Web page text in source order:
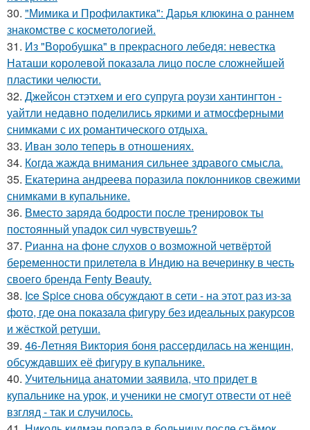
30. "Мимика и Профилактика": Дарья клюкина о раннем
знакомстве с косметологией.
31. Из "Воробушка" в прекрасного лебедя: невестка
Наташи королевой показала лицо после сложнейшей
пластики челюсти.
32. Джейсон стэтхем и его супруга роузи хантингтон -
уайтли недавно поделились яркими и атмосферными
снимками с их романтического отдыха.
33. Иван золо теперь в отношениях.
34. Когда жажда внимания сильнее здравого смысла.
35. Екатерина андреева поразила поклонников свежими
снимками в купальнике.
36. Вместо заряда бодрости после тренировок ты
постоянный упадок сил чувствуешь?
37. Рианна на фоне слухов о возможной четвёртой
беременности прилетела в Индию на вечеринку в честь
своего бренда Fenty Beauty.
38. Ice Spice снова обсуждают в сети - на этот раз из-за
фото, где она показала фигуру без идеальных ракурсов
и жёсткой ретуши.
39. 46-Летняя Виктория боня рассердилась на женщин,
обсуждавших её фигуру в купальнике.
40. Учительница анатомии заявила, что придет в
купальнике на урок, и ученики не смогут отвести от неё
взгляд - так и случилось.